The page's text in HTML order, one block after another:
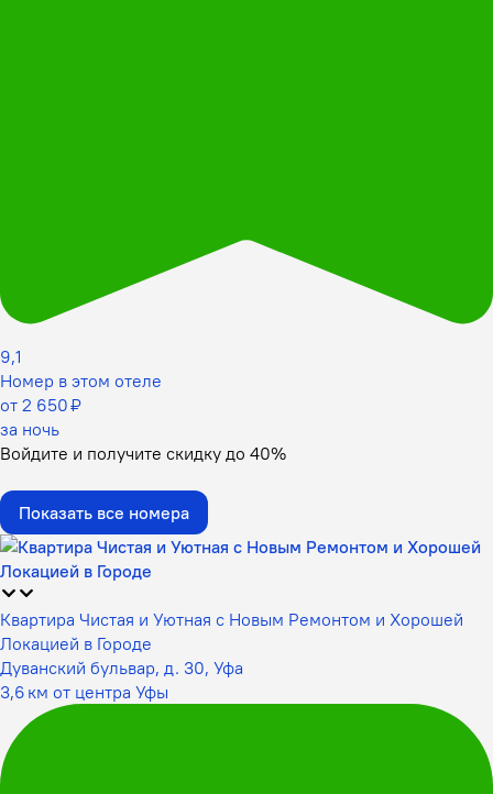
9,1
Номер в этом отеле
от 2 650 ₽
за ночь
Войдите и получите скидку до 40%
Показать все номера
Квартира Чистая и Уютная с Новым Ремонтом и Хорошей
Локацией в Городе
Дуванский бульвар, д. 30, Уфа
3,6 км от центра Уфы